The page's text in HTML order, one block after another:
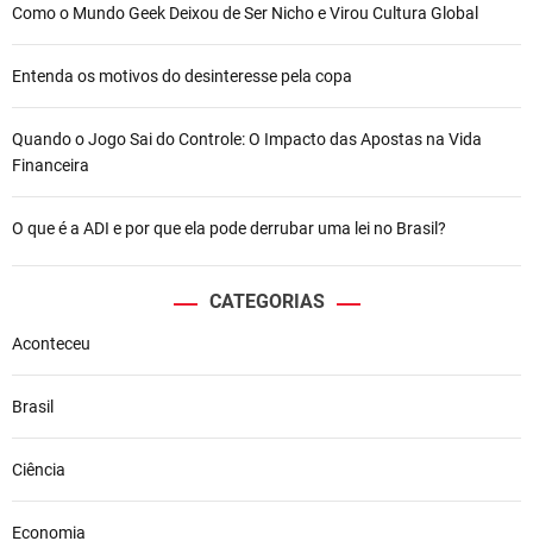
Como o Mundo Geek Deixou de Ser Nicho e Virou Cultura Global
Entenda os motivos do desinteresse pela copa
Quando o Jogo Sai do Controle: O Impacto das Apostas na Vida
Financeira
O que é a ADI e por que ela pode derrubar uma lei no Brasil?
CATEGORIAS
Aconteceu
Brasil
Ciência
Economia